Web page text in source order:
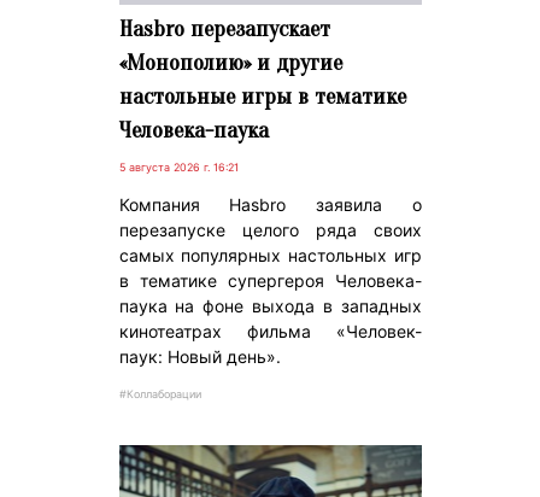
Hasbro перезапускает
«Монополию» и другие
настольные игры в тематике
Человека-паука
5 августа 2026 г. 16:21
Компания Hasbro заявила о
перезапуске целого ряда своих
самых популярных настольных игр
в тематике супергероя Человека-
паука на фоне выхода в западных
кинотеатрах фильма «Человек-
паук: Новый день».
#Коллаборации